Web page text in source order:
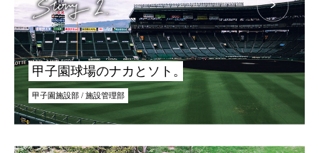
ソーシャルメディア規約
甲子園球場のナカとソト。
甲子園施設部 / 施設管理部